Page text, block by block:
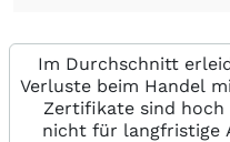
Im Durchschnitt
Verluste beim Handel
Zertifikate sind hoch
nicht für langfristige